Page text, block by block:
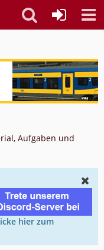
Aufgaben und
hier zum